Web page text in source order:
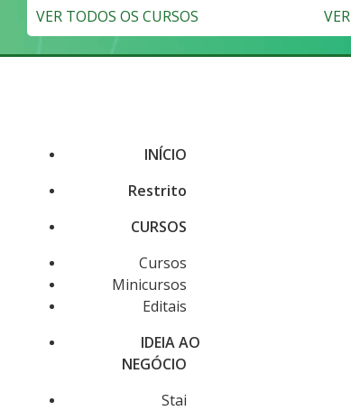
VER TODOS OS CURSOS
INÍCIO
Restrito
CURSOS
Cursos
Minicursos
Editais
IDEIA AO
NEGÓCIO
Stai